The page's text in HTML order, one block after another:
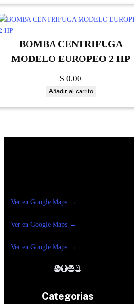
BOMBA CENTRIFUGA
MODELO EUROPEO 2 HP
$ 0.00
Añadir al carrito
Ver en Google Maps →
Ver en Google Maps →
Ver en Google Maps →
Categorias